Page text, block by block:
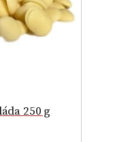
250 g